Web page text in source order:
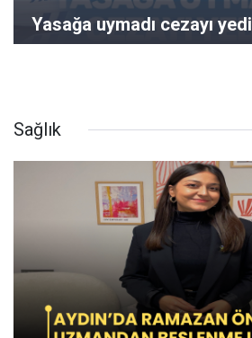
Yasağa uymadı cezayı yedi
Sağlık